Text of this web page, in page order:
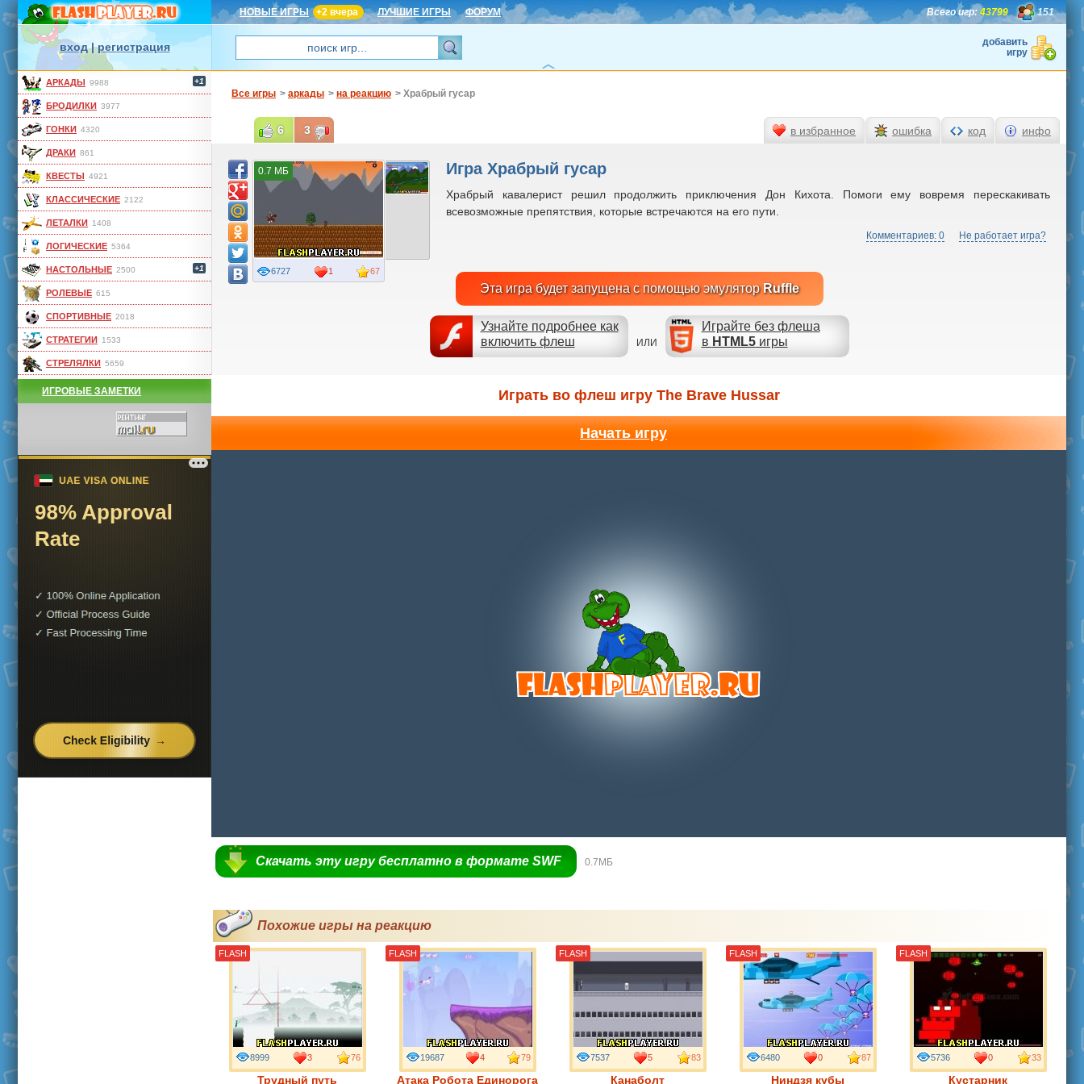
НОВЫЕ ИГРЫ +2 вчера ЛУЧШИЕ ИГРЫ ФОРУМ 151
Всего игр:43799
вход|регистрация
добавить
игру
АРКАДЫ 9988 +1
БРОДИЛКИ 3977
ГОНКИ 4320
ДРАКИ 861
КВЕСТЫ 4921
КЛАССИЧЕСКИЕ 2122
ЛЕТАЛКИ 1408
ЛОГИЧЕСКИЕ 5364
НАСТОЛЬНЫЕ 2500 +1
РОЛЕВЫЕ 615
СПОРТИВНЫЕ 2018
СТРАТЕГИИ 1533
СТРЕЛЯЛКИ 5659
ИГРОВЫЕ ЗАМЕТКИ
Все игры > аркады > на реакцию > Храбрый гусар
Игра Храбрый гусар
Храбрый кавалерист решил продолжить приключения Дон Кихота. Помоги ему вовремя перескакивать
всевозможные препятствия, которые встречаются на его пути.
Комментариев: 0 Не работает игра?
Эта игра будет запущена с помощью эмулятор Ruffle
Узнайте подробнее как
включить флеш
ИЛИ
Играйте без флеша
в HTML5игры
67
6727 1
0.7 МБ
6 3 в избранное ошибка код инфо
Играть во флеш игру The Brave Hussar
Начать игру
Скачать эту игру бесплатно в формате SWF 0.7МБ
Похожие игры на реакцию
Трудный путь
8999 3 76
FLASH
Атака Робота Единорога
19687 4 79
FLASH
Канаболт
7537 5 83
FLASH
Ниндзя кубы
6480 0 87
FLASH
Кустарник
5736 0 33
FLASH